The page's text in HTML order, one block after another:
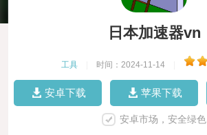
日本加速器vn
工具 时间：2024-11-14
安卓下载 苹果下载
安卓市场，安全绿色